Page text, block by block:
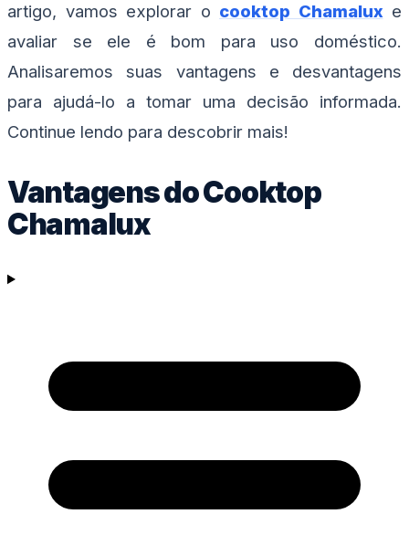
artigo, vamos explorar o cooktop Chamalux e
avaliar se ele é bom para uso doméstico.
Analisaremos suas vantagens e desvantagens
para ajudá-lo a tomar uma decisão informada.
Continue lendo para descobrir mais!
Vantagens do Cooktop
Chamalux